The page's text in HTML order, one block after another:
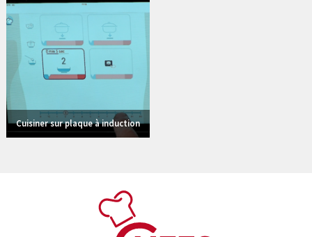
Cuisiner sur plaque à induction